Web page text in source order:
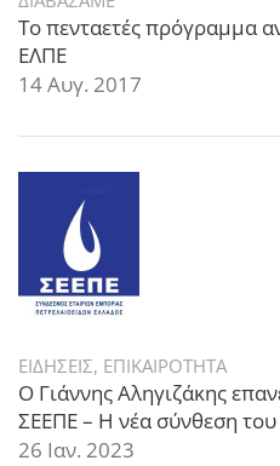
Το πενταετές πρόγραμμα
ΕΛΠΕ
14 Αυγ. 2017
ΕΙΔΗΣΕΙΣ, ΕΠΙΚΑΙΡΟΤΗΤΑ
Ο Γιάννης Αληγιζάκης
ΣΕΕΠΕ – Η νέα σύνθεση
26 Ιαν. 2023